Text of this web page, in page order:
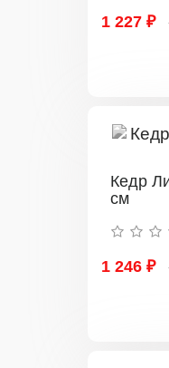
1 227 ₽
Кедр
см
1 246 ₽